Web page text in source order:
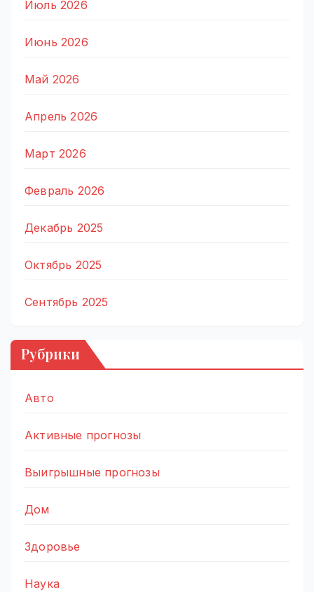
Июль 2026
Июнь 2026
Май 2026
Апрель 2026
Март 2026
Февраль 2026
Декабрь 2025
Октябрь 2025
Сентябрь 2025
Рубрики
Авто
Активные прогнозы
Выигрышные прогнозы
Дом
Здоровье
Наука